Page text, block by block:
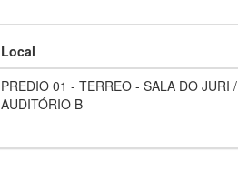
Local
PREDIO 01 - TERREO - SALA DO JURI /
AUDITÓRIO B